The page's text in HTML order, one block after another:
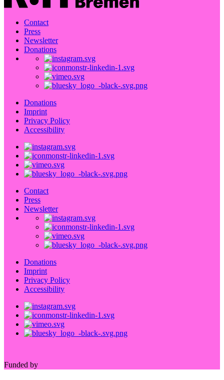
Contact
Press
Newsletter
Donations
Donations
Imprint
Privacy Policy
Accessibility
Contact
Press
Newsletter
Donations
Imprint
Privacy Policy
Accessibility
Funded by